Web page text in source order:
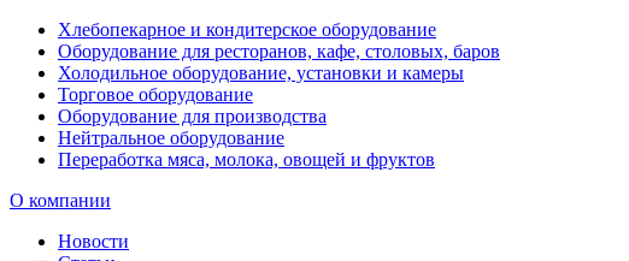
Хлебопекарное и кондитерское оборудование
Оборудование для ресторанов, кафе, столовых, баров
Холодильное оборудование, установки и камеры
Торговое оборудование
Оборудование для производства
Нейтральное оборудование
Переработка мяса, молока, овощей и фруктов
О компании
Новости